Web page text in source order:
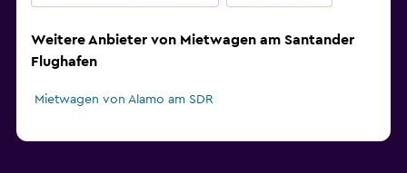
Weitere Anbieter von Mietwagen am Santander
Flughafen
Mietwagen von Alamo am SDR